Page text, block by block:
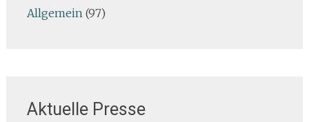
Allgemein(97)
Aktuelle Presse